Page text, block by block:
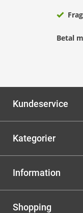
Betal
Kundeservice
Kategorier
Information
Shopping